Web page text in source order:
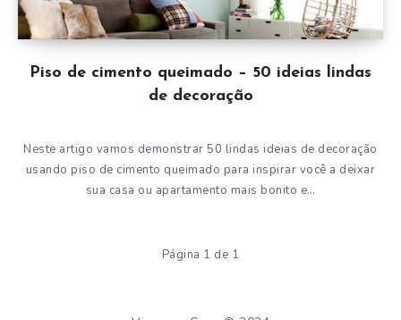
Piso de cimento queimado – 50 ideias lindas
de decoração
Neste artigo vamos demonstrar 50 lindas ideias de decoração
usando piso de cimento queimado para inspirar você a deixar
sua casa ou apartamento mais bonito e…
Página 1 de 1